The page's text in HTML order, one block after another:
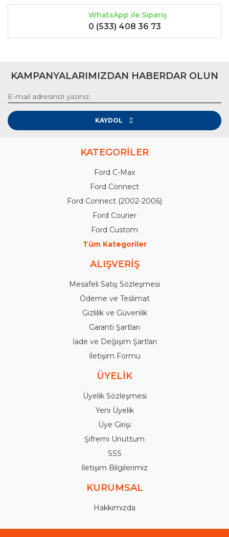
WhatsApp ile Sipariş
0 (533) 408 36 73
KAMPANYALARIMIZDAN HABERDAR OLUN
KAYDOL
KATEGORİLER
Ford C-Max
Ford Connect
Ford Connect (2002-2006)
Ford Courier
Ford Custom
Tüm Kategoriler
ALIŞVERİŞ
Mesafeli Satış Sözleşmesi
Ödeme ve Teslimat
Gizlilik ve Güvenlik
Garanti Şartları
İade ve Değişim Şartları
İletişim Formu
ÜYELİK
Üyelik Sözleşmesi
Yeni Üyelik
Üye Girişi
Şifremi Unuttum
SSS
İletişim Bilgilerimiz
KURUMSAL
Hakkımızda